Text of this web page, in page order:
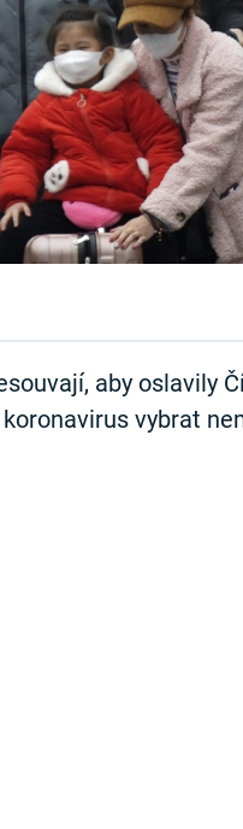
aby oslavily
vybrat